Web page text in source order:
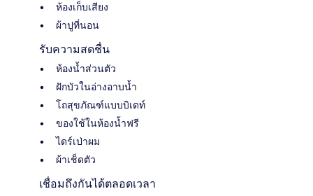
ห้องเก็บเสียง
ผ้าปูที่นอน
รับความสดชื่น
ห้องน้ำส่วนตัว
ฝักบัวในอ่างอาบน้ำ
โถสุขภัณฑ์แบบบิเดท์
ของใช้ในห้องน้ำฟรี
ไดร์เป่าผม
ผ้าเช็ดตัว
เชื่อมถึงกันได้ตลอดเวลา